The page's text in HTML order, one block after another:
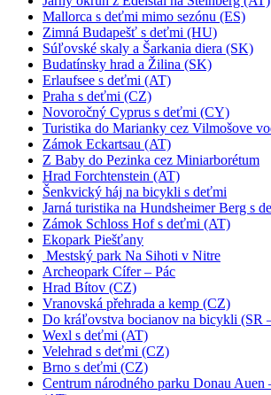
Mallorca s deťmi mimo sezónu (ES)
Zimná Budapešť s deťmi (HU)
Súľovské skaly a Šarkania diera (SK)
Budatínsky hrad a Žilina (SK)
Erlaufsee s deťmi (AT)
Praha s deťmi (CZ)
Novoročný Cyprus s deťmi (CY)
Turistika do Marianky cez Vilmošove
Zámok Eckartsau (AT)
Z Baby do Pezinka cez Miniarborétum
Hrad Forchtenstein (AT)
Šenkvický háj na bicykli s deťmi
Jarná turistika na Hundsheimer Berg s
Zámok Schloss Hof s deťmi (AT)
Ekopark Piešťany
Mestský park Na Sihoti v Nitre
Archeopark Cífer – Pác
Hrad Bítov (CZ)
Vranovská přehrada a kemp (CZ)
Do kráľovstva bocianov na bicykli (SR
Wexl s deťmi (AT)
Velehrad s deťmi (CZ)
Brno s deťmi (CZ)
Centrum národného parku Donau Auen